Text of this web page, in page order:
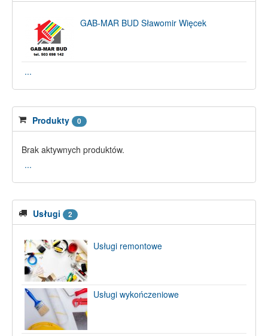
GAB-MAR BUD Sławomir Więcek
...
Produkty 0
Brak aktywnych produktów.
...
Usługi 2
Usługi remontowe
Usługi wykończeniowe